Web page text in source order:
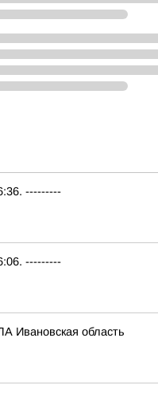
---------
---------
Ивановская область